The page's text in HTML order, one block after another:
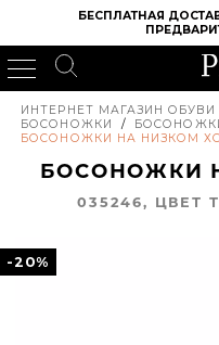
БЕСПЛАТНАЯ
ИНТЕРНЕТ МАГАЗИН ОБУВИ
БОСОНОЖКИ
/
БОСОНОЖКИ НА НИЗКОМ
БОСОНОЖКИ
035246, ЦВЕТ
-20%